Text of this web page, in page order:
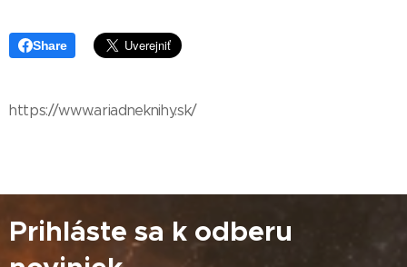
Share
https://www.ariadneknihy.sk/
Prihláste sa k odberu